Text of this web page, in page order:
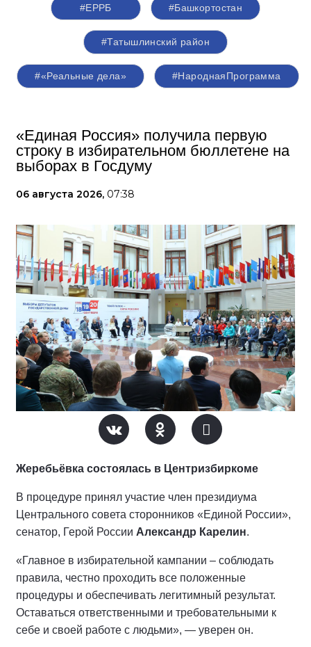
#ЕРРБ #Башкортостан
#Татышлинский район
#«Реальные дела» #НароднаяПрограмма
«Единая Россия» получила первую
строку в избирательном бюллетене на
выборах в Госдуму
06 августа 2026, 07:38
Жеребьёвка состоялась в Центризбиркоме
В процедуре принял участие член президиума
Центрального совета сторонников «Единой России»,
сенатор, Герой России Александр Карелин.
«Главное в избирательной кампании – соблюдать
правила, честно проходить все положенные
процедуры и обеспечивать легитимный результат.
Оставаться ответственными и требовательными к
себе и своей работе с людьми», — уверен он.